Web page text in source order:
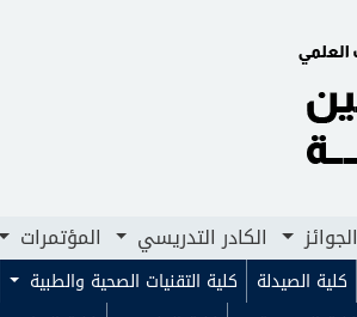
الكادر التدريسي
الجوائز الكادر التدريسي المؤتمرات
كلية الصيدلة كلية التقنيات الصحية والطبية